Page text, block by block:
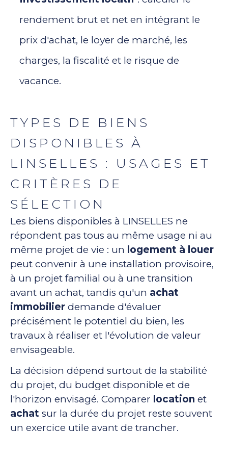
rendement brut et net en intégrant le
prix d'achat, le loyer de marché, les
charges, la fiscalité et le risque de
vacance.
TYPES DE BIENS
DISPONIBLES À
LINSELLES : USAGES ET
CRITÈRES DE
SÉLECTION
Les biens disponibles à LINSELLES ne
répondent pas tous au même usage ni au
même projet de vie : un logement à louer
peut convenir à une installation provisoire,
à un projet familial ou à une transition
avant un achat, tandis qu'un achat
immobilier demande d'évaluer
précisément le potentiel du bien, les
travaux à réaliser et l'évolution de valeur
envisageable.
La décision dépend surtout de la stabilité
du projet, du budget disponible et de
l'horizon envisagé. Comparer location et
achat sur la durée du projet reste souvent
un exercice utile avant de trancher.